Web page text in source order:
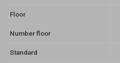
Floor
Number floor
Standard